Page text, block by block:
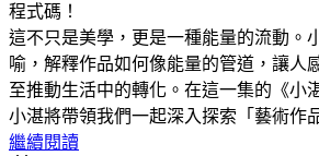
程式碼！
這不只是美學，更是一種能量的流動。
喻，解釋作品如何像能量的管道，讓人
至推動生活中的轉化。在這一集的《小
小湛將帶領我們一起深入探索「藝術作
繼續閱讀